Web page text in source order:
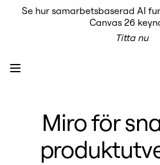
Intelligent Canvas™
Kopplingar
MCP Server
Utforska AI-
MCP Server
Blueprints
Se hur samarbetsbaserad AI
Canvas 26
Titta nu
Miro för